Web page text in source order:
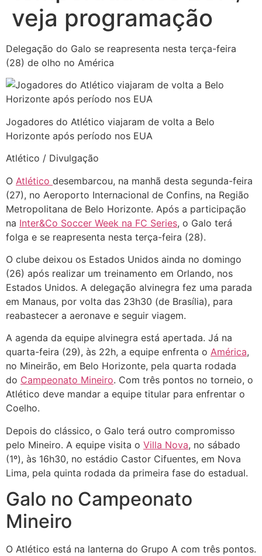
veja programação
Delegação do Galo se reapresenta nesta terça-feira
(28) de olho no América
Jogadores do Atlético viajaram de volta a Belo
Horizonte após período nos EUA
Atlético / Divulgação
O Atlético desembarcou, na manhã desta segunda-feira
(27), no Aeroporto Internacional de Confins, na Região
Metropolitana de Belo Horizonte. Após a participação
na Inter&Co Soccer Week na FC Series, o Galo terá
folga e se reapresenta nesta terça-feira (28).
O clube deixou os Estados Unidos ainda no domingo
(26) após realizar um treinamento em Orlando, nos
Estados Unidos. A delegação alvinegra fez uma parada
em Manaus, por volta das 23h30 (de Brasília), para
reabastecer a aeronave e seguir viagem.
A agenda da equipe alvinegra está apertada. Já na
quarta-feira (29), às 22h, a equipe enfrenta o América,
no Mineirão, em Belo Horizonte, pela quarta rodada
do Campeonato Mineiro. Com três pontos no torneio, o
Atlético deve mandar a equipe titular para enfrentar o
Coelho.
Depois do clássico, o Galo terá outro compromisso
pelo Mineiro. A equipe visita o Villa Nova, no sábado
(1º), às 16h30, no estádio Castor Cifuentes, em Nova
Lima, pela quinta rodada da primeira fase do estadual.
Galo no Campeonato
Mineiro
O Atlético está na lanterna do Grupo A com três pontos.